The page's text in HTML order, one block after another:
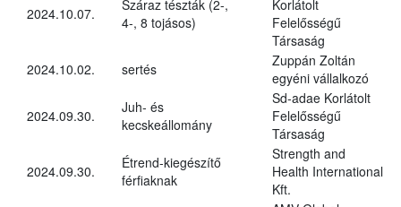
2024.10.07.
Száraz tészták (2-,
4-, 8 tojásos)
Korlátolt
Felelősségű
Társaság
2024.10.02.
sertés
Zuppán Zoltán
egyéni vállalkozó
2024.09.30.
Juh- és
kecskeállomány
Sd-adae Korlátolt
Felelősségű
Társaság
2024.09.30.
Étrend-kiegészítő
férfiaknak
Strength and
Health International
Kft.